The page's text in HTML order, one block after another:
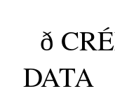
ð
DATA